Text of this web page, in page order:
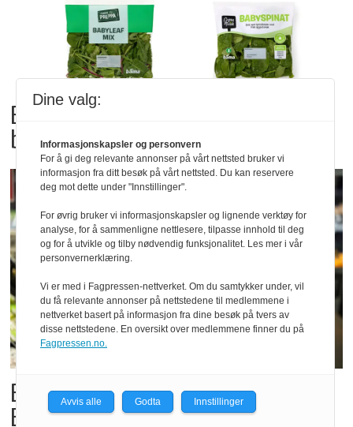
Bama tilbakekaller
babyspinat og babyleaf mix
Billigbonanza da Norge slo
Elfenbenkysten
Dine valg:
Informasjonskapsler og personvern
For å gi deg relevante annonser på vårt nettsted bruker vi
informasjon fra ditt besøk på vårt nettsted. Du kan reservere
deg mot dette under "Innstillinger".
For øvrig bruker vi informasjonskapsler og lignende verktøy for
analyse, for å sammenligne nettlesere, tilpasse innhold til deg
og for å utvikle og tilby nødvendig funksjonalitet. Les mer i vår
personvernerklæring.
Vi er med i Fagpressen-nettverket. Om du samtykker under, vil
du få relevante annonser på nettstedene til medlemmene i
nettverket basert på informasjon fra dine besøk på tvers av
disse nettstedene. En oversikt over medlemmene finner du på
Fagpressen.no.
Avvis alle Godta Innstillinger